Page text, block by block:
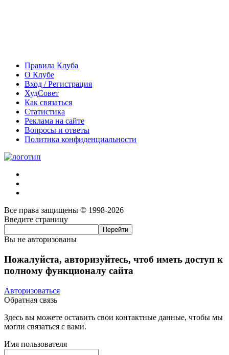
Правила Клуба
О Клубе
Вход / Регистрация
ХудСовет
Как связаться
Статистика
Реклама на сайте
Вопросы и ответы
Политика конфиденциальности
Все права защищены © 1998-2026
Введите страницу
Вы не авторизованы
Пожалуйста, авторизуйтесь, чтоб иметь доступ к
полному функционалу сайта
Авторизоваться
Обратная связь
Здесь вы можете оставить свои контактные данные, чтобы мы
могли связаться с вами.
Имя пользователя